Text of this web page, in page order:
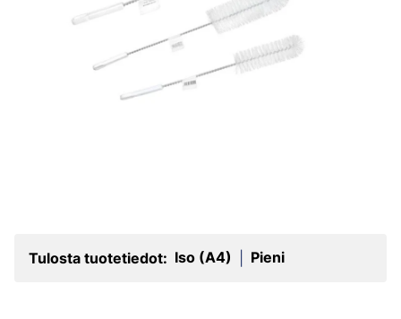
Tulosta tuotetiedot: Iso (A4) Pieni